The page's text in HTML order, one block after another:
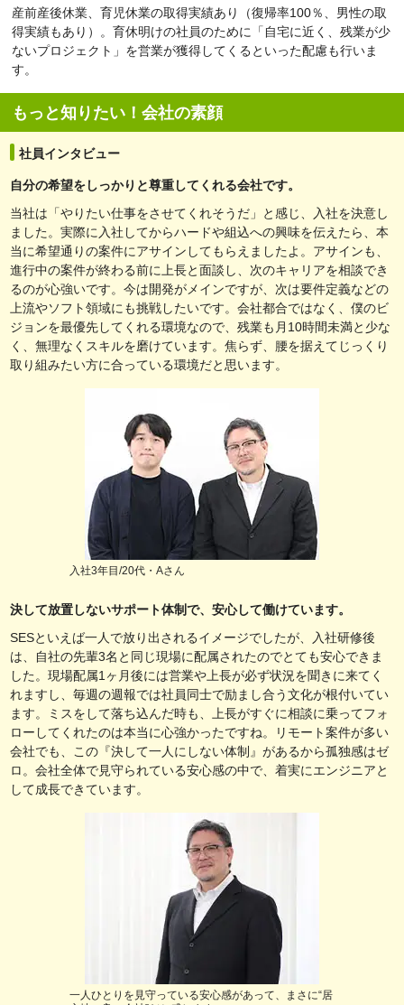
産前産後休業、育児休業の取得実績あり（復帰率100％、男性の取
得実績もあり）。育休明けの社員のために「自宅に近く、残業が少
ないプロジェクト」を営業が獲得してくるといった配慮も行いま
す。
もっと知りたい！会社の素顔
社員インタビュー
自分の希望をしっかりと尊重してくれる会社です。
当社は「やりたい仕事をさせてくれそうだ」と感じ、入社を決意し
ました。実際に入社してからハードや組込への興味を伝えたら、本
当に希望通りの案件にアサインしてもらえましたよ。アサインも、
進行中の案件が終わる前に上長と面談し、次のキャリアを相談でき
るのが心強いです。今は開発がメインですが、次は要件定義などの
上流やソフト領域にも挑戦したいです。会社都合ではなく、僕のビ
ジョンを最優先してくれる環境なので、残業も月10時間未満と少な
く、無理なくスキルを磨けています。焦らず、腰を据えてじっくり
取り組みたい方に合っている環境だと思います。
入社3年目/20代・Aさん
決して放置しないサポート体制で、安心して働けています。
SESといえば一人で放り出されるイメージでしたが、入社研修後
は、自社の先輩3名と同じ現場に配属されたのでとても安心できま
した。現場配属1ヶ月後には営業や上長が必ず状況を聞きに来てく
れますし、毎週の週報では社員同士で励まし合う文化が根付いてい
ます。ミスをして落ち込んだ時も、上長がすぐに相談に乗ってフォ
ローしてくれたのは本当に心強かったですね。リモート案件が多い
会社でも、この『決して一人にしない体制』があるから孤独感はゼ
ロ。会社全体で見守られている安心感の中で、着実にエンジニアと
して成長できています。
一人ひとりを見守っている安心感があって、まさに“居